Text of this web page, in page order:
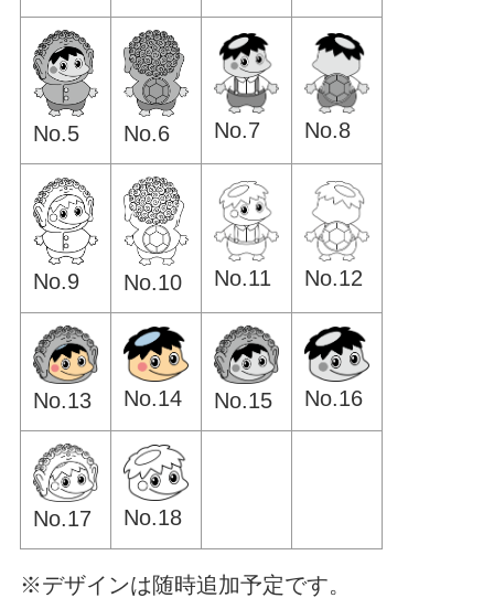
No.5 No.6 No.7 No.8
No.9 No.10 No.11 No.12
No.13 No.14 No.15 No.16
No.17 No.18
※デザインは随時追加予定です。